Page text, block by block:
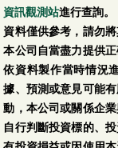
第一金全球富裕國家
債券基金-N類型-配
息型-美元
(本基金有一定比重
投資於非投資等級
高風險債券且配息
源可能為本金)
資訊觀測站進行查詢。
資料僅供參考，請勿
本公司自當盡力提供
依資料製作當時情況
據、預測或意見可能
動，本公司或關係企
自行判斷投資標的、